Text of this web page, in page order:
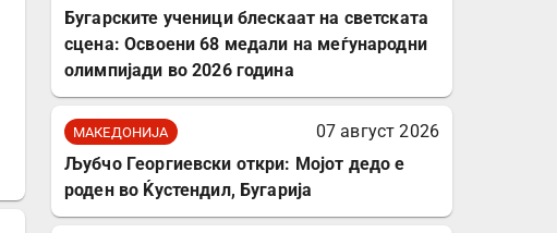
Бугарските ученици блескаат на светската
сцена: Освоени 68 медали на меѓународни
олимпијади во 2026 година
МАКЕДОНИЈА
07 август 2026
Љубчо Георгиевски откри: Мојот дедо е
роден во Ќустендил, Бугарија